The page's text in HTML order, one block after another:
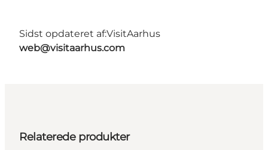
Sidst opdateret af:VisitAarhus
web@visitaarhus.com
Relaterede produkter